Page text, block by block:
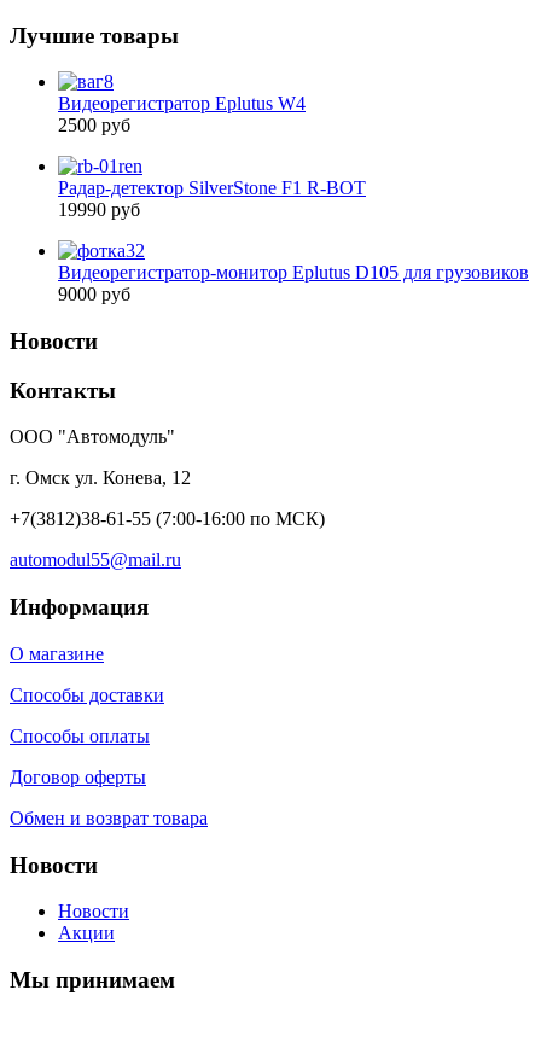
Лучшие товары
Видеорегистратор Eplutus W4
2500 руб
Радар-детектор SilverStone F1 R-BOT
19990 руб
Видеорегистратор-монитор Eplutus D105 для грузовиков
9000 руб
Новости
Контакты
ООО "Автомодуль"
г. Омск ул. Конева, 12
+7(3812)38-61-55 (7:00-16:00 по МСК)
automodul55@mail.ru
Информация
О магазине
Способы доставки
Способы оплаты
Договор оферты
Обмен и возврат товара
Новости
Новости
Акции
Мы принимаем